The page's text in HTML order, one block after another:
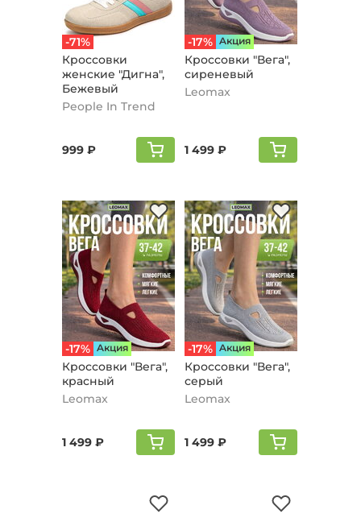
-71%
Кроссовки
женские "Дигна",
Бежевый
People In Trend
999 ₽
-17% Aкция
Кроссовки "Вега",
сиреневый
Leomax
1 499 ₽
-17% Aкция
Кроссовки "Вега",
красный
Leomax
1 499 ₽
-17% Aкция
Кроссовки "Вега",
серый
Leomax
1 499 ₽